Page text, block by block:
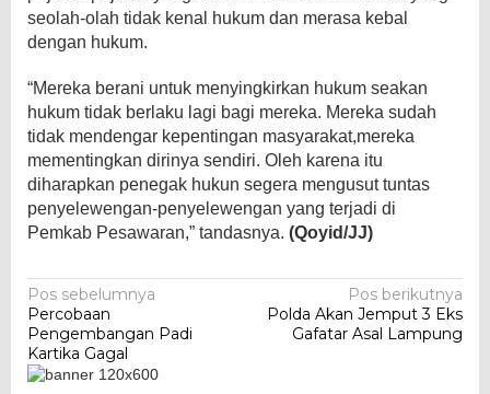
seolah-olah tidak kenal hukum dan merasa kebal
dengan hukum.
“Mereka berani untuk menyingkirkan hukum seakan
hukum tidak berlaku lagi bagi mereka. Mereka sudah
tidak mendengar kepentingan masyarakat,mereka
mementingkan dirinya sendiri. Oleh karena itu
diharapkan penegak hukun segera mengusut tuntas
penyelewengan-penyelewengan yang terjadi di
Pemkab Pesawaran,” tandasnya. (Qoyid/JJ)
Navigasi
pos
Pos sebelumnya
Percobaan
Pengembangan Padi
Kartika Gagal
Pos berikutnya
Polda Akan Jemput 3 Eks
Gafatar Asal Lampung